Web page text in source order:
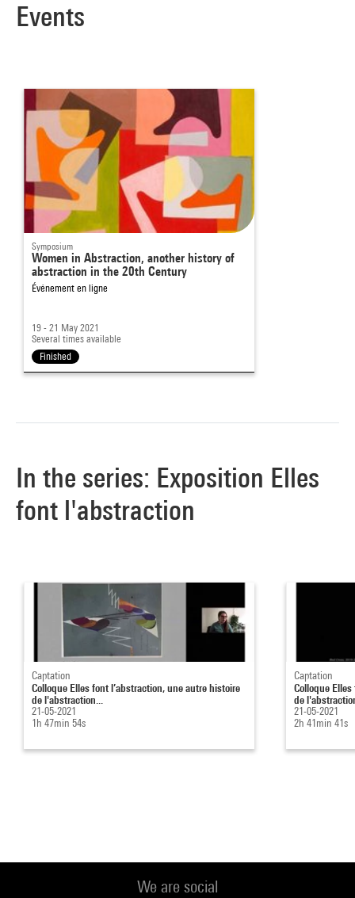
Events
Symposium
Women in Abstraction, another history of
abstraction in the 20th Century
Événement en ligne
19 - 21 May 2021
Several times available
Finished
In the series: Exposition Elles
font l'abstraction
Captation
Colloque Elles font l’abstraction, une autre histoire
de l'abstraction...
21-05-2021
1h 47min 54s
Captation
Colloque
de
21-05-2021
2h 41min 41s
We are social